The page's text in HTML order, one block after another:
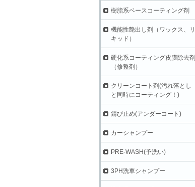
樹脂系ベースコーティング剤
機能性艶出し剤（ワックス、リ
キッド）
硬化系コーティング皮膜除去剤
（修整剤）
クリーンコート剤(汚れ落とし
と同時にコーティング！)
錆び止め(アンダーコート)
カーシャンプー
PRE-WASH(予洗い)
3PH洗車シャンプー